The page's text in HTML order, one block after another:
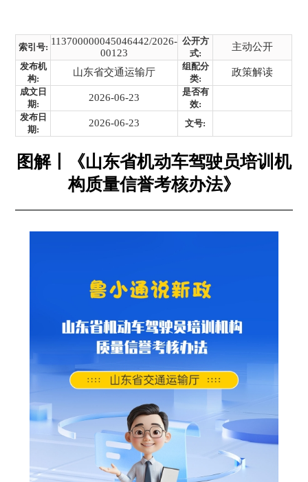
索引号:
113700000045046442/2026-
00123
公开方
式:
主动公开
发布机
构:
山东省交通运输厅
组配分
类:
政策解读
成文日
期:
2026-06-23
是否有
效:
发布日
期:
2026-06-23 文号:
图解丨《山东省机动车驾驶员培训机
构质量信誉考核办法》